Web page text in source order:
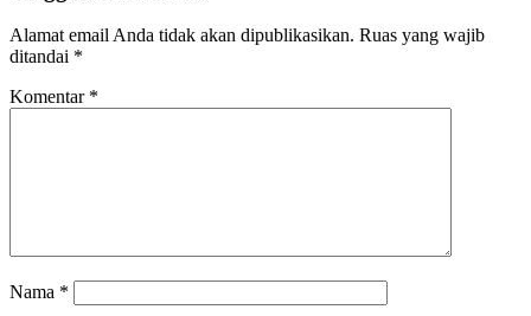
Alamat email Anda tidak akan dipublikasikan. Ruas yang wajib
ditandai *
Komentar *
Nama *